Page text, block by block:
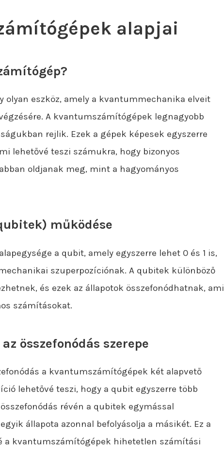
alapjai
olyan eszköz, amely a kvantummechanika elveit
A kvantumszámítógépek legnagyobb
rejlik. Ezek a gépek képesek egyszerre
lehetővé teszi számukra, hogy bizonyos
oldjanak meg, mint a hagyományos
működése
a qubit, amely egyszerre lehet 0 és 1 is,
szuperpozíciónak. A qubitek különböző
és ezek az állapotok összefonódhatnak, ami
számításokat.
összefonódás szerepe
a kvantumszámítógépek két alapvető
lehetővé teszi, hogy a qubit egyszerre több
révén a qubitek egymással
állapota azonnal befolyásolja a másikét. Ez a
a kvantumszámítógépek hihetetlen számítási